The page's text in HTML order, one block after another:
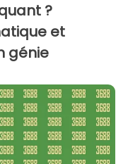
?
et
génie